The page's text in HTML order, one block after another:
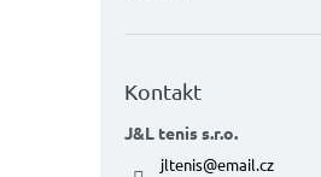
Kontakt
J&L tenis s.r.o.
jltenis@email.cz